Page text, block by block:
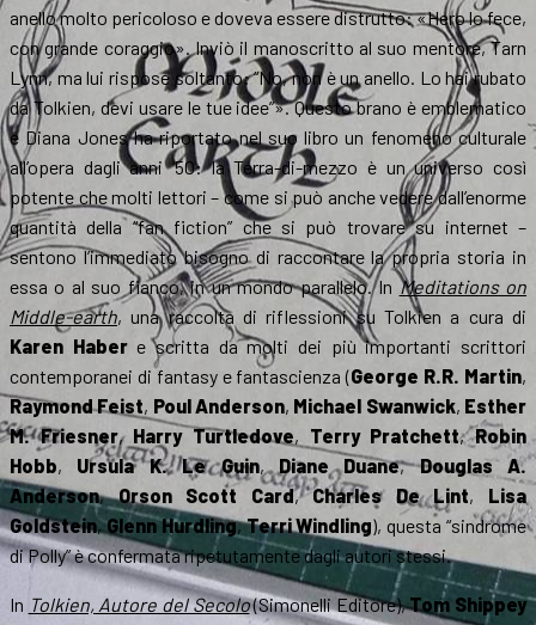
anello molto pericoloso e doveva essere distrutto: «Hero lo fece,
con grande coraggio». Inviò il manoscritto al suo mentore, Tarn
Lynn, ma lui rispose soltanto: “No, non è un anello. Lo hai rubato
da Tolkien, devi usare le tue idee”». Questo brano è emblematico
e Diana Jones ha riportato nel suo libro un fenomeno culturale
all’opera dagli anni ’50: la Terra-di-mezzo è un universo così
potente che molti lettori – come si può anche vedere dall’enorme
quantità della “fan fiction” che si può trovare su internet –
sentono l’immediato bisogno di raccontare la propria storia in
essa o al suo fianco, in un mondo parallelo. In Meditations on
Middle-earth, una raccolta di riflessioni su Tolkien a cura di
Karen Habere scritta da molti dei più importanti scrittori
contemporanei di fantasy e fantascienza (George R.R. Martin,
Raymond Feist, Poul Anderson, Michael Swanwick, Esther
M. Friesner, Harry Turtledove, Terry Pratchett,Robin
Hobb, Ursula K. Le Guin,Diane Duane,Douglas A.
Anderson,Orson Scott Card,Charles De Lint, Lisa
Goldstein,Glenn Hurdling,Terri Windling), questa “sindrome
di Polly” è confermata ripetutamente dagli autori stessi.
In Tolkien, Autore del Secolo(Simonelli Editore),Tom Shippey